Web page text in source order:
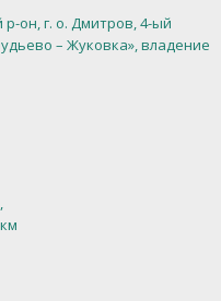
он, г. о. Дмитров, 4-ый
– Жуковка», владение